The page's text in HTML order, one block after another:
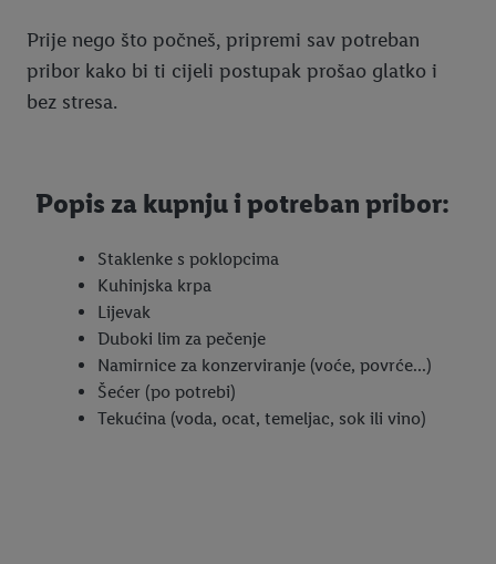
Prije nego što počneš, pripremi sav potreban
pribor kako bi ti cijeli postupak prošao glatko i
bez stresa.
Popis za kupnju i potreban pribor:
Staklenke s poklopcima
Kuhinjska krpa
Lijevak
Duboki lim za pečenje
Namirnice za konzerviranje (voće, povrće...)
Šećer (po potrebi)
Tekućina (voda, ocat, temeljac, sok ili vino)